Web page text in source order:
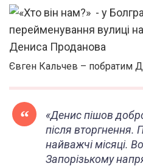
Євген Кальчев – побратим
«Денис пішов
після вторгнення.
найважчі місяці.
Запорізькому